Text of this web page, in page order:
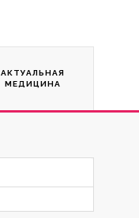
АКТУАЛЬНАЯ
МЕДИЦИНА